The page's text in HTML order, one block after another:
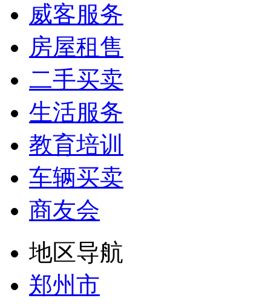
威客服务
房屋租售
二手买卖
生活服务
教育培训
车辆买卖
商友会
地区导航
郑州市